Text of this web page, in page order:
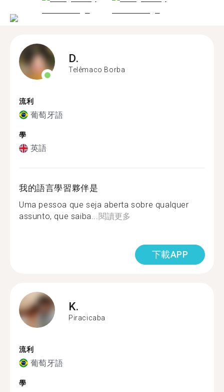
D.
Telêmaco Borba
流利
葡萄牙語
學
英語
我的語言學習夥伴是
Uma pessoa que seja aberta sobre qualquer
assunto, que saiba...閱讀更多
下載APP
K.
Piracicaba
流利
葡萄牙語
學